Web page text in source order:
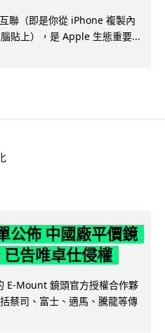
聯（即是你從 iPhone 複製內
貼上），是 Apple 生態重要...
公佈 中國廠平價鏡
告唯卓仕侵權
E-Mount 鏡頭官方授權合作夥
蔡司、富士、適馬、騰龍等傳